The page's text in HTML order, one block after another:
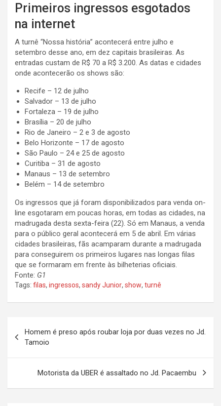
Primeiros ingressos esgotados
na internet
A turnê “Nossa história” acontecerá entre julho e
setembro desse ano, em dez capitais brasileiras. As
entradas custam de R$ 70 a R$ 3.200. As datas e cidades
onde acontecerão os shows são:
Recife – 12 de julho
Salvador – 13 de julho
Fortaleza – 19 de julho
Brasília – 20 de julho
Rio de Janeiro – 2 e 3 de agosto
Belo Horizonte – 17 de agosto
São Paulo – 24 e 25 de agosto
Curitiba – 31 de agosto
Manaus – 13 de setembro
Belém – 14 de setembro
Os ingressos que já foram disponibilizados para venda on-
line esgotaram em poucas horas, em todas as cidades, na
madrugada desta sexta-feira (22). Só em Manaus, a venda
para o público geral acontecerá em 5 de abril. Em várias
cidades brasileiras, fãs acamparam durante a madrugada
para conseguirem os primeiros lugares nas longas filas
que se formaram em frente às bilheterias oficiais.
Fonte: G1
Tags: filas, ingressos, sandy Junior, show, turnê
v
g
Homem é preso após roubar loja por duas vezes no Jd.
Tamoio
Motorista da UBER é assaltado no Jd. Pacaembu